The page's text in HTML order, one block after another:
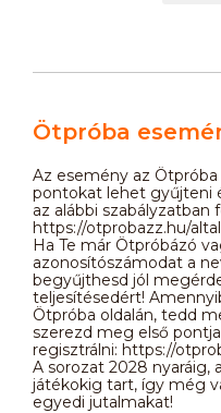
Ötpróba
Az esemény az
pontokat lehet gyűjteni
az alábbi szabályzatban
https://otprobazz.hu/
Ha Te már Ötpróbázó
azonosítószámodat a
begyűjthesd jól
teljesítésedért!
Ötpróba oldalán, tedd
szerezd meg első
regisztrálni: https://
A sorozat 2028 nyaráig,
játékokig tart, így még
egyedi jutalmakat!